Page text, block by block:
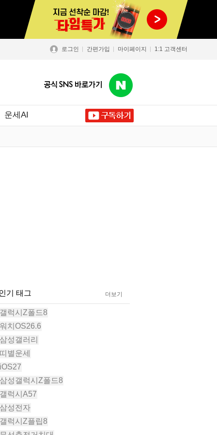
로그인 간편가입 마이페이지 1:1 고객센터
운세AI
기 태그 더보기
럭시Z폴드8
치OS26.6
성갤러리
별운세
성갤럭시Z폴드8
럭시A57
성전자
럭시Z플립8